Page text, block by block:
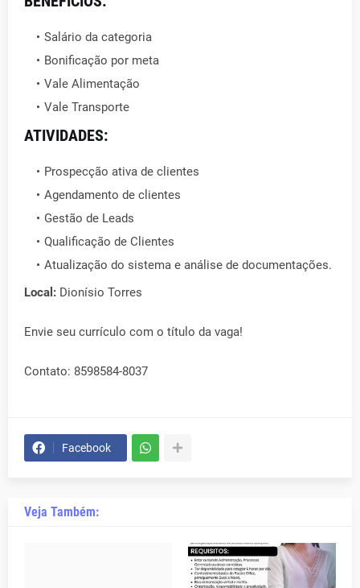
Salário da categoria
Bonificação por meta
Vale Alimentação
Vale Transporte
ATIVIDADES:
Prospecção ativa de clientes
Agendamento de clientes
Gestão de Leads
Qualificação de Clientes
Atualização do sistema e análise de documentações.
Local: Dionísio Torres
Envie seu currículo com o título da vaga!
Contato: 8598584-8037
Facebook
Veja Também: